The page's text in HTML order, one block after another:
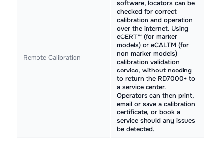
Remote Calibration
software, locators can be
checked for correct
calibration and operation
over the internet. Using
eCERT™ (for marker
models) or eCALTM (for
non marker models)
calibration validation
service, without needing
to return the RD7000+ to
a service center.
Operators can then print,
email or save a calibration
certificate, or book a
service should any issues
be detected.